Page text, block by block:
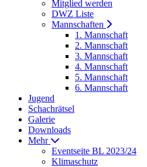
Mitglied werden
DWZ Liste
Mannschaften
1. Mannschaft
2. Mannschaft
3. Mannschaft
4. Mannschaft
5. Mannschaft
6. Mannschaft
Jugend
Schachrätsel
Galerie
Downloads
Mehr
Eventseite BL 2023/24
Klimaschutz